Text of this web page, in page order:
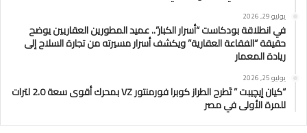
يوليو 29, 2026
في انطلاقة بودكاست “أسرار الكبار”.. عميد المطورين العقاريين يوضح
حقيقة “الفقاعة العقارية” ويكشف أسرار مسيرته من تجارة السلاح إلى
ريادة المعمار
يوليو 25, 2026
“كيان إيچيبت ” تَطرح الطراز كوبرا فورمنتور VZ بمحرك أقوى سعة 2.0 لترات
للمرة الأولى في مصر